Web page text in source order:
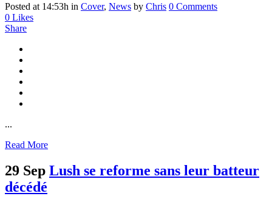
Posted at 14:53h in Cover, News by Chris 0 Comments
0 Likes
Share
...
Read More
29 Sep Lush se reforme sans leur batteur
décédé